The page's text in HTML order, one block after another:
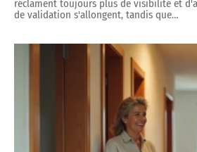
réclament toujours plus de visibilité et
de validation s'allongent, tandis que…